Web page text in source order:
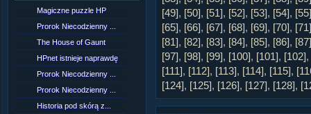
Inne
James Potter
James Syriusz Potter
Lily Evans
Lily Luna Potter
Lord Voldemort
Lucjusz Malfoy
Luna Lovegood
Minerwa MacGonagall
Neville Longbottom
Magiczne puzzle HP
Prorok Niecodzienny ...
The House of Gaunt
HPnet istnieje naprawdę
Prorok Niecodzienny ...
Prorok Niecodzienny ...
Historia pod skórą z...
[NZ]Rozdział 10 cz....
[NZ]Rozdział 10 cz....
[NZ]Rozdział 9 cz.2...
Remus Lupin
[NZ]Rozdział 9 cz.1...
[NZ]Rozdział 8 cz.2...
[NZ]Rozdział 8 cz.1...
[49], [50], [51], [52], [53], [54], [55]
[65], [66], [67], [68], [69], [70], [71]
[81], [82], [83], [84], [85], [86], [87]
[97], [98], [99], [100], [101], [102],
[111], [112], [113], [114], [115],
[124], [125], [126], [127], [128],